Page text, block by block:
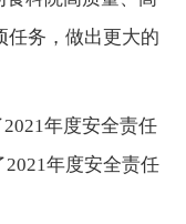
任务，做出更大的
年度安全责任
年度安全责任